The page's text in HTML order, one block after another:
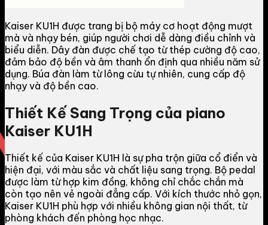
Kaiser KU1H được trang bị bộ máy cơ hoạt động mượt
mà và nhạy bén, giúp người chơi dễ dàng điều chỉnh và
biểu diễn. Dây đàn được chế tạo từ thép cường độ cao,
đảm bảo độ bền và âm thanh ổn định qua nhiều năm sử
dụng. Búa đàn làm từ lông cừu tự nhiên, cung cấp độ
nhạy và độ bền cao.
Thiết Kế Sang Trọng của piano
Kaiser KU1H
Thiết kế của Kaiser KU1H là sự pha trộn giữa cổ điển và
hiện đại, với màu sắc và chất liệu sang trọng. Bộ pedal
được làm từ hợp kim đồng, không chỉ chắc chắn mà
còn tạo nên vẻ ngoài đẳng cấp. Với kích thước nhỏ gọn,
Kaiser KU1H phù hợp với nhiều không gian nội thất, từ
phòng khách đến phòng học nhạc.